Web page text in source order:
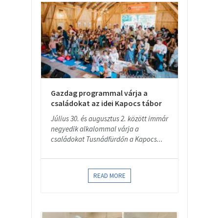
Gazdag programmal várja a
családokat az idei Kapocs tábor
Július 30. és augusztus 2. között immár
negyedik alkalommal várja a
családokat Tusnádfürdőn a Kapocs...
READ MORE